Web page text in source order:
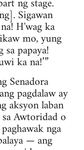
Sigawan
H'wag ka
mo, yung
papaya!
ka na!’”
Senadora
pagdalaw ay
aksyon laban
Awtoridad o
nga
— ang